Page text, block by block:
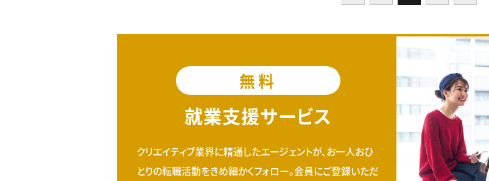
無料
就業支援サービス
クリエイティブ業界に精通したエージェントが、お一人おひ
とりの転職活動をきめ細かくフォロー。会員にご登録いただ